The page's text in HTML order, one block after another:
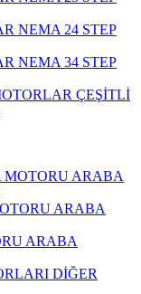
NEMA 24 STEP
NEMA 34 STEP
ÇEŞİTLİ
ARABA
ARABA
ARABA
DİĞER